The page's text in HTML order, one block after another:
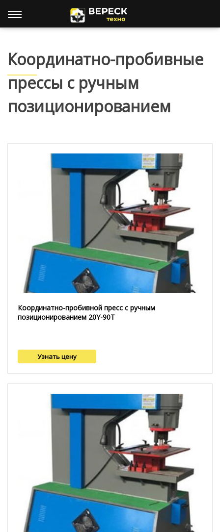
Координатно-пробивные
прессы с ручным
позиционированием
Координатно-пробивной пресс с ручным
позиционированием 20Y-90T
Узнать цену